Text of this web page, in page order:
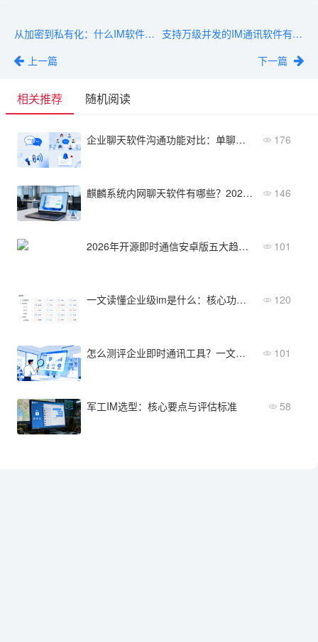
从加密到私有化：什么IM软件最安全？深度对比
上一篇
支持万级并发的IM通讯软件有哪些？2026年终盘点
下一篇
相关推荐 随机阅读
企业聊天软件沟通功能对比：单聊、群聊、广播、通知 176
麒麟系统内网聊天软件有哪些？2026年这5款值得推荐 146
2026年开源即时通信安卓版五大趋势与应用场景 101
一文读懂企业级im是什么：核心功能、适用场景与选型要点 120
怎么测评企业即时通讯工具？一文搞懂评估框架与核心指标 101
军工IM选型：核心要点与评估标准 58